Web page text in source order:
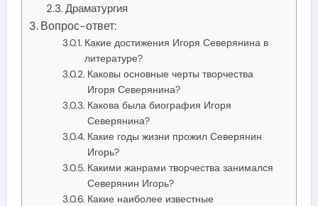
Драматургия
Вопрос-ответ:
Какие достижения Игоря Северянина в
литературе?
Каковы основные черты творчества
Игоря Северянина?
Какова была биография Игоря
Северянина?
Какие годы жизни прожил Северянин
Игорь?
Какими жанрами творчества занимался
Северянин Игорь?
Какие наиболее известные